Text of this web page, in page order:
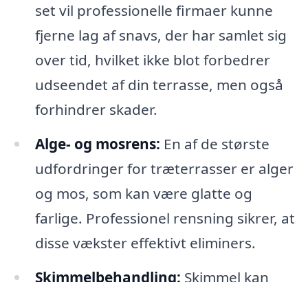
set vil professionelle firmaer kunne
fjerne lag af snavs, der har samlet sig
over tid, hvilket ikke blot forbedrer
udseendet af din terrasse, men også
forhindrer skader.
Alge- og mosrens: En af de største
udfordringer for træterrasser er alger
og mos, som kan være glatte og
farlige. Professionel rensning sikrer, at
disse vækster effektivt eliminers.
Skimmelbehandling: Skimmel kan